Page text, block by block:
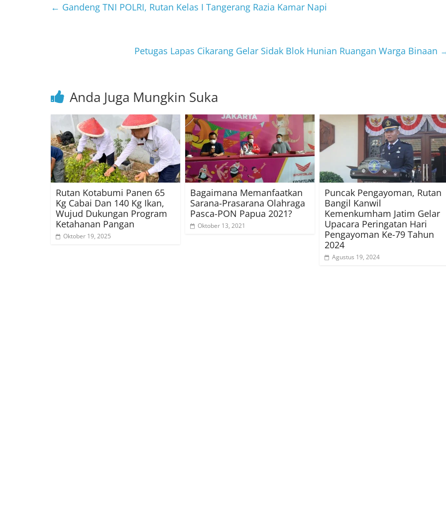
← Gandeng TNI POLRI, Rutan Kelas I Tangerang Razia Kamar Napi
Petugas Lapas Cikarang Gelar Sidak Blok Hunian Ruangan Warga Binaan
Anda Juga Mungkin Suka
Rutan Kotabumi Panen 65
Kg Cabai Dan 140 Kg Ikan,
Wujud Dukungan Program
Ketahanan Pangan
Oktober 19, 2025
Bagaimana Memanfaatkan
Sarana-Prasarana Olahraga
Pasca-PON Papua 2021?
Oktober 13, 2021
Puncak Pengayoman, Rutan
Bangil Kanwil
Kemenkumham Jatim Gelar
Upacara Peringatan Hari
Pengayoman Ke-79 Tahun
2024
Agustus 19, 2024